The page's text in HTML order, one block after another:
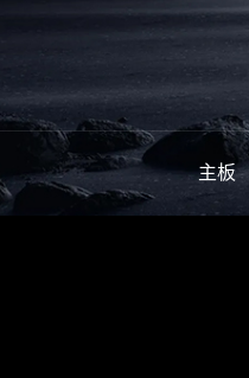
主板